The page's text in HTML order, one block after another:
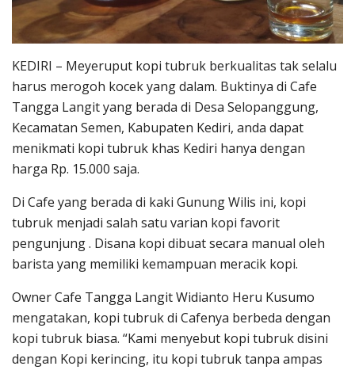
KEDIRI – Meyeruput kopi tubruk berkualitas tak selalu
harus merogoh kocek yang dalam. Buktinya di Cafe
Tangga Langit yang berada di Desa Selopanggung,
Kecamatan Semen, Kabupaten Kediri, anda dapat
menikmati kopi tubruk khas Kediri hanya dengan
harga Rp. 15.000 saja.
Di Cafe yang berada di kaki Gunung Wilis ini, kopi
tubruk menjadi salah satu varian kopi favorit
pengunjung . Disana kopi dibuat secara manual oleh
barista yang memiliki kemampuan meracik kopi.
Owner Cafe Tangga Langit Widianto Heru Kusumo
mengatakan, kopi tubruk di Cafenya berbeda dengan
kopi tubruk biasa. “Kami menyebut kopi tubruk disini
dengan Kopi kerincing, itu kopi tubruk tanpa ampas